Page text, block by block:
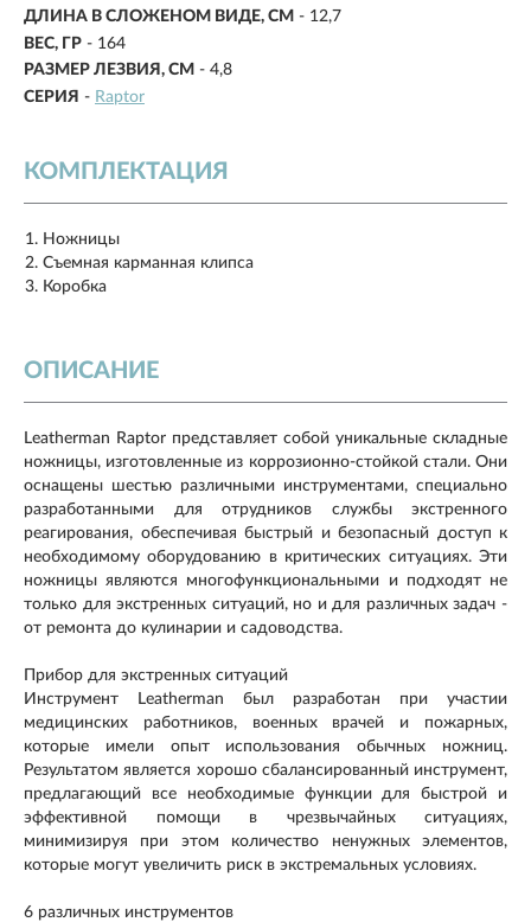
ДЛИНА В СЛОЖЕНОМ ВИДЕ, СМ - 12,7
ВЕС, ГР - 164
РАЗМЕР ЛЕЗВИЯ, СМ - 4,8
СЕРИЯ - Raptor
КОМПЛЕКТАЦИЯ
Ножницы
Съемная карманная клипса
Коробка
ОПИСАНИЕ
Leatherman Raptor представляет собой уникальные складные
ножницы, изготовленные из коррозионно-стойкой стали. Они
оснащены шестью различными инструментами, специально
разработанными для отрудников службы экстренного
реагирования, обеспечивая быстрый и безопасный доступ к
необходимому оборудованию в критических ситуациях. Эти
ножницы являются многофункциональными и подходят не
только для экстренных ситуаций, но и для различных задач -
от ремонта до кулинарии и садоводства.
Прибор для экстренных ситуаций
Инструмент Leatherman был разработан при участии
медицинских работников, военных врачей и пожарных,
которые имели опыт использования обычных ножниц.
Результатом является хорошо сбалансированный инструмент,
предлагающий все необходимые функции для быстрой и
эффективной помощи в чрезвычайных ситуациях,
минимизируя при этом количество ненужных элементов,
которые могут увеличить риск в экстремальных условиях.
6 различных инструментов